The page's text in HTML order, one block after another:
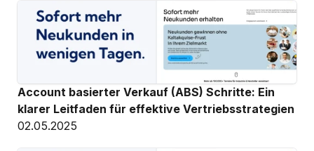
Account basierter Verkauf (ABS) Schritte: Ein
klarer Leitfaden für effektive Vertriebsstrategien
02.05.2025